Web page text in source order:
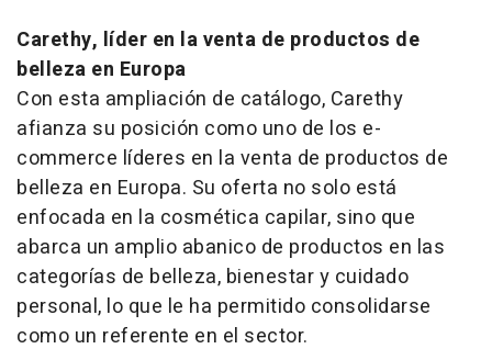
Carethy, líder en la venta de productos de
belleza en Europa
Con esta ampliación de catálogo, Carethy
afianza su posición como uno de los e-
commerce líderes en la venta de productos de
belleza en Europa. Su oferta no solo está
enfocada en la cosmética capilar, sino que
abarca un amplio abanico de productos en las
categorías de belleza, bienestar y cuidado
personal, lo que le ha permitido consolidarse
como un referente en el sector.